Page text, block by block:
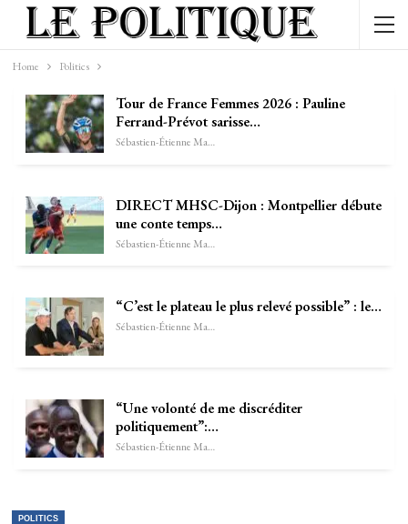
Home Politics
Tour de France Femmes 2026 : Pauline
Ferrand-Prévot sarisse…
Sébastien-Étienne Marechal
DIRECT MHSC-Dijon : Montpellier débute
une conte temps…
Sébastien-Étienne Marechal
“C’est le plateau le plus relevé possible” : le…
Sébastien-Étienne Marechal
“Une volonté de me discréditer
politiquement”:…
Sébastien-Étienne Marechal
POLITICS